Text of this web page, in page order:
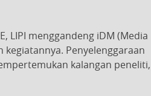
LIPI menggandeng iDM (Media
kegiatannya. Penyelenggaraan
kalangan peneliti,